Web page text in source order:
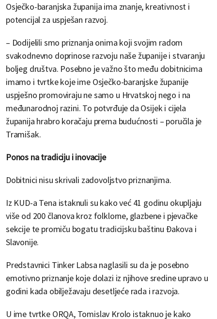
Osječko-baranjska županija ima znanje, kreativnost i
potencijal za uspješan razvoj.
– Dodijelili smo priznanja onima koji svojim radom
svakodnevno doprinose razvoju naše županije i stvaranju
boljeg društva. Posebno je važno što među dobitnicima
imamo i tvrtke koje ime Osječko-baranjske županije
uspješno promoviraju ne samo u Hrvatskoj nego i na
međunarodnoj razini. To potvrđuje da Osijek i cijela
županija hrabro koračaju prema budućnosti – poručila je
Tramišak.
Ponos na tradiciju i inovacije
Dobitnici nisu skrivali zadovoljstvo priznanjima.
Iz KUD-a Tena istaknuli su kako već 41 godinu okupljaju
više od 200 članova kroz folklorne, glazbene i pjevačke
sekcije te promiču bogatu tradicijsku baštinu Đakova i
Slavonije.
Predstavnici Tinker Labsa naglasili su da je posebno
emotivno priznanje koje dolazi iz njihove sredine upravo u
godini kada obilježavaju desetljeće rada i razvoja.
U ime tvrtke ORQA, Tomislav Krolo istaknuo je kako